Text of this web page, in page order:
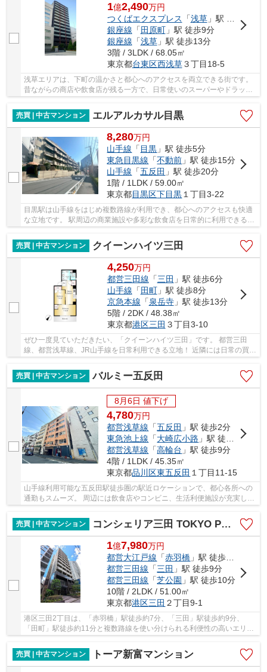
1億2,490万円
つくばエクスプレス 「浅草」駅 徒歩2分
銀座線 「 田原町」駅 徒歩9分
銀座線 「浅草」駅 徒歩13分
3階 / 3LDK / 68.05㎡
東京都台東区西浅草３丁目18-5
浅草エリアは、下町の温かさと都心へのアクセスを両立できる街です。
昔ながらの商店や飲食店が残る一方で、日常使いのスーパーやドラッグ
売買 | 中古マンション
エルアルカサル目黒
8,280万円
山手線 「 目黒 」駅 徒歩5分
東急目黒線 「不動前 」駅 徒歩15分
山手線 「五反田 」駅 徒歩20分
1階 / 1LDK / 59.00㎡
東京都目黒区下目黒１丁目3-22
目黒駅は山手線をはじめ複数路線が利用でき、都心へのアクセスも快適
な立地です。 駅周辺の商業施設や多彩な飲食店を日常的に利用できる利
売買 | 中古マンション
クイーンハイツ三田
4,250万円
都営三田線 「三田 」駅 徒歩6分
山手線 「 田町」駅 徒歩8分
京急本線 「泉岳寺」駅 徒歩13分
5階 / 2DK / 48.38㎡
東京都港区三田 ３丁目3-10
ぜひ一度見ていただきたい、「クイーンハイツ三田」です。 都営三田
線、都営浅草線、JR山手線を日常利用できる立地！ 近隣には日常の買い
売買 | 中古マンション
バルミー五反田
8月6日 値下げ
4,780万円
都営浅草線 「五反田 」駅 徒歩2分
東急池上線 「大崎広小路 」駅 徒歩9分
都営浅草線 「高輪台 」駅 徒歩9分
4階 / 1LDK / 45.35㎡
東京都品川区東五反田 １丁目11-15
山手線利用可能な五反田駅徒歩圏の駅近ロケーションで、都心各所への
通勤もスムーズ。 周辺には飲食店やコンビニ、生活利便施設が充実して
売買 | 中古マンション
コンシェリア三田 TOKYO PREMIUM
1億7,980万円
都営大江戸線 「赤羽橋 」駅 徒歩8分
都営三田線 「三田 」駅 徒歩9分
都営三田線 「芝公園 」駅 徒歩10分
10階 / 2LDK / 51.00㎡
東京都港区三田 ２丁目9-1
港区三田2丁目は、「赤羽橋」駅徒歩約7分、「三田」駅徒歩約9分、
「田町」駅徒歩約11分と複数路線を使い分けられる利便性の高いエリア
です。 都内主要ビジネスエリアへのアクセスがし...
売買 | 中古マンション
トーア新富マンション